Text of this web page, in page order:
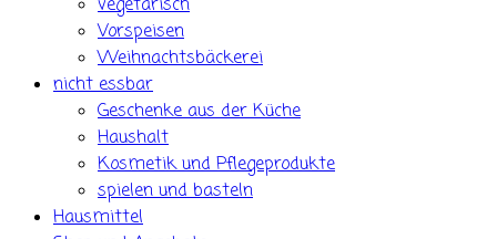
vegetarisch
Vorspeisen
Weihnachtsbäckerei
nicht essbar
Geschenke aus der Küche
Haushalt
Kosmetik und Pflegeprodukte
spielen und basteln
Hausmittel